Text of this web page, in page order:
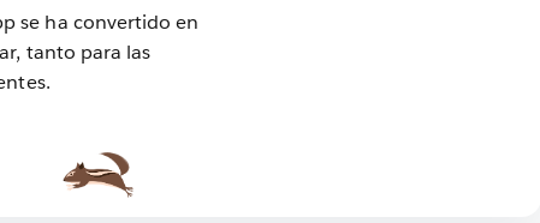
se ha convertido en
tanto para las